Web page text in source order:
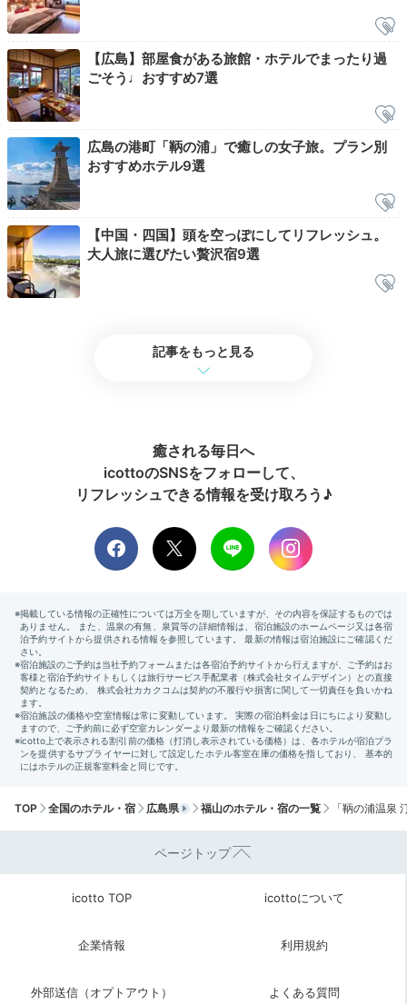
マッサージを利用しました。
ップルにもオススメ。
私はオイルマッサージ、パートナーは指圧で
身体がスッキリ癒されました。
2日目
Lounge
07:00
宿泊者限定ラウンジで
ラウンジ(※イメージ)
ドリンクやおつまみを提供。15～18時は生ビール、
20〜23時はウイスキー、翌7〜12時はコーヒーなどを
楽しめます。スキマ時間にゆったりと寛いではいかが。
mayumi.tourism
ーヒーを頂きました。
+2
08:00
広島食材たっぷりの
【広島】部屋食がある旅館・ホテルでまったり過
ごそう♩おすすめ7選
広島の港町「鞆の浦」で癒しの女子旅。プラン別
おすすめホテル9選
【中国・四国】頭を空っぽにしてリフレッシュ。
大人旅に選びたい贅沢宿9選
記事をもっと見る
癒される毎日へ
icottoのSNSをフォローして、
リフレッシュできる情報を受け取ろう♪
TOP 全国のホテル・宿 広島県 福山のホテル・宿の一覧 「鞆の浦温泉
ページトップ
icotto TOP icottoについて
企業情報 利用規約
外部送信（オプトアウト） よくある質問